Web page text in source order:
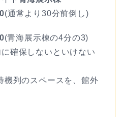
(通常より30分前倒し)
(青海展示棟の4分の3)
確保しないといけない
機列のスペースを、館外